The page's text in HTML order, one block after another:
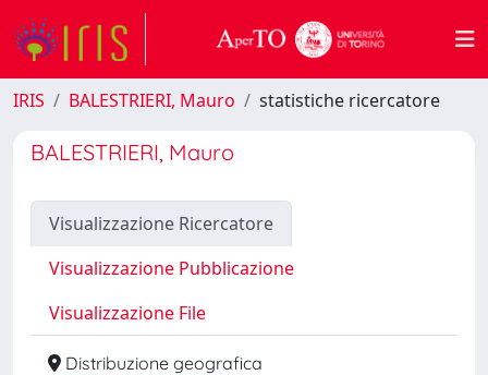
IRIS BALESTRIERI, Mauro statistiche ricercatore
BALESTRIERI, Mauro
Visualizzazione Ricercatore
Visualizzazione Pubblicazione
Visualizzazione File
Distribuzione geografica